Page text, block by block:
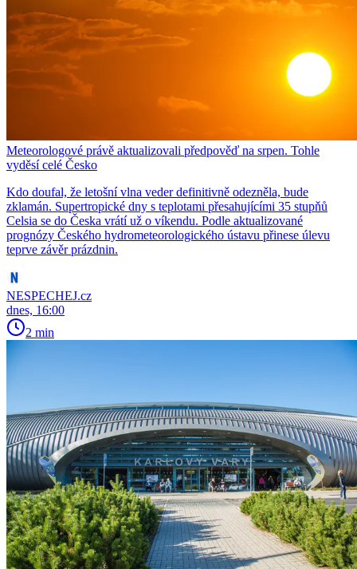
Meteorologové právě aktualizovali předpověď na srpen. Tohle
vyděsí celé Česko
Kdo doufal, že letošní vlna veder definitivně odezněla, bude
zklamán. Supertropické dny s teplotami přesahujícími 35 stupňů
Celsia se do Česka vrátí už o víkendu. Podle aktualizované
prognózy Českého hydrometeorologického ústavu přinese úlevu
teprve závěr prázdnin.
NESPECHEJ.cz
dnes, 16:00
2 min